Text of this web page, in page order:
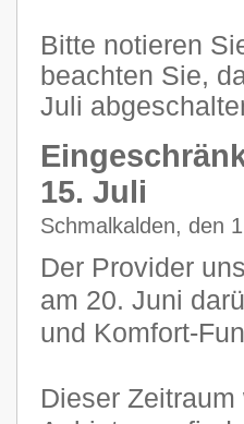
Bitte notieren
beachten Sie,
Juli
15. Juli
Schmalkalden, den
Der Provider
am 20. Juni
und Komfort-
Dieser